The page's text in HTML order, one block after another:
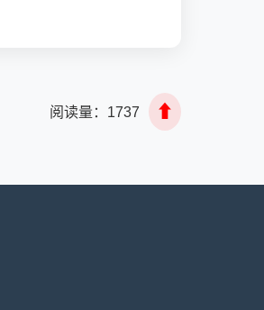
阅读量： 1737 ⬆